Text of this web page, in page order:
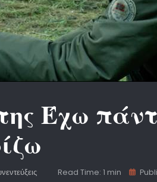
Έχω
Read Time: 1 min